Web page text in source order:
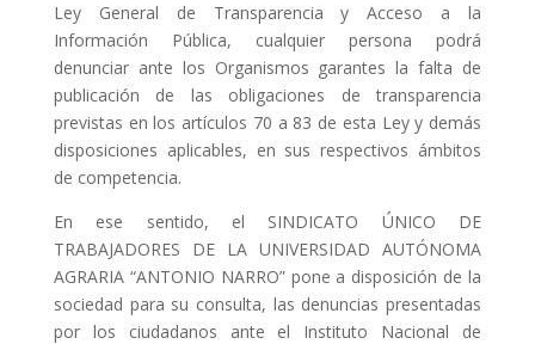
Ley General de Transparencia y Acceso a la
Información Pública, cualquier persona podrá
denunciar ante los Organismos garantes la falta de
publicación de las obligaciones de transparencia
previstas en los artículos 70 a 83 de esta Ley y demás
disposiciones aplicables, en sus respectivos ámbitos
de competencia.
En ese sentido, el SINDICATO ÚNICO DE
TRABAJADORES DE LA UNIVERSIDAD AUTÓNOMA
AGRARIA “ANTONIO NARRO” pone a disposición de la
sociedad para su consulta, las denuncias presentadas
por los ciudadanos ante el Instituto Nacional de